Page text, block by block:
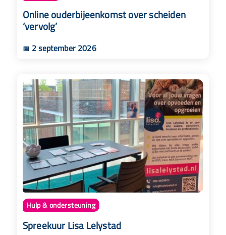
Online ouderbijeenkomst over scheiden
‘vervolg’
📅 2 september 2026
Hulp & ondersteuning
Spreekuur Lisa Lelystad